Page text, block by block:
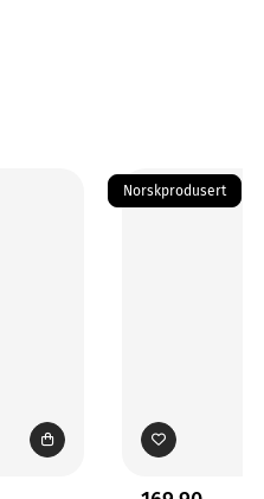
Norskprodusert